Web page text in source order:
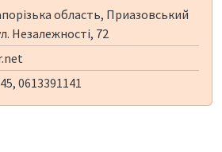
область, Приазовський
Незалежності, 72
0613391141